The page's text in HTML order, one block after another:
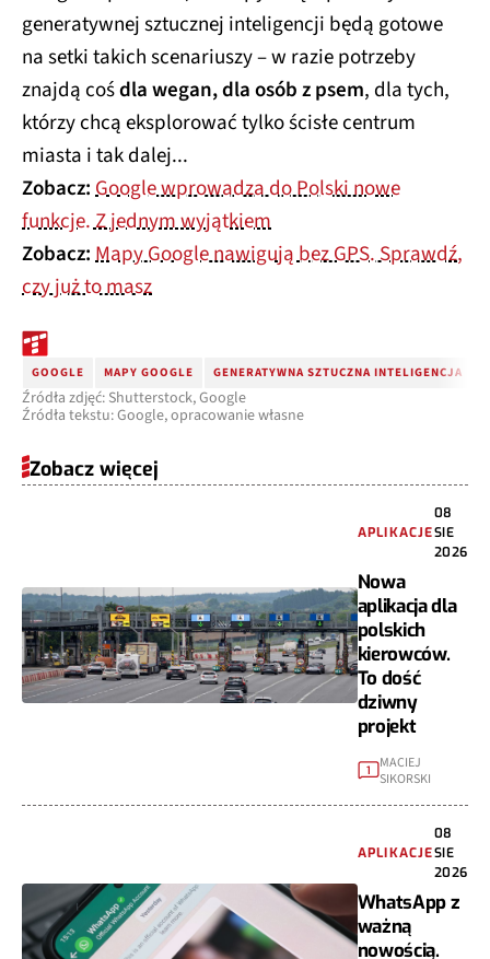
generatywnej sztucznej inteligencji będą gotowe
na setki takich scenariuszy – w razie potrzeby
znajdą cośdla wegan, dla osób z psem, dla tych,
którzy chcą eksplorować tylko ścisłe centrum
miasta i tak dalej...
Zobacz:Google wprowadza do Polski nowe
funkcje. Z jednym wyjątkiem
Zobacz:Mapy Google nawigują bez GPS. Sprawdź,
czy już to masz
GOOGLE MAPY GOOGLE GENERATYWNA SZTUCZNA INTELIGENCJA
Źródła zdjęć: Shutterstock, Google
Źródła tekstu: Google, opracowanie własne
Zobacz więcej
APLIKACJE
08
SIE
2026
Nowa
aplikacja dla
polskich
kierowców.
To dość
dziwny
projekt
1
MACIEJ
SIKORSKI
APLIKACJE
08
SIE
2026
WhatsApp z
ważną
nowością.